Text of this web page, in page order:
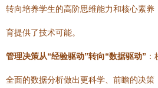
转向培养学生的高阶思维能力和核心素养
育提供了技术可能。
管理决策从“经验驱动”转向“数据驱动”
全面的数据分析做出更科学、前瞻的决策